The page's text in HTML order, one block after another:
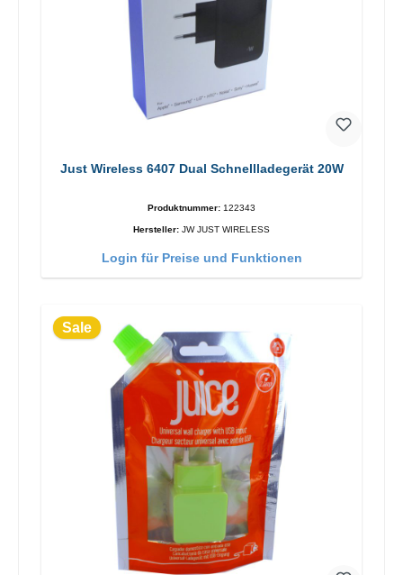
Just Wireless 6407 Dual Schnellladegerät 20W
Produktnummer: 122343
Hersteller: JW JUST WIRELESS
Login für Preise und Funktionen
Sale